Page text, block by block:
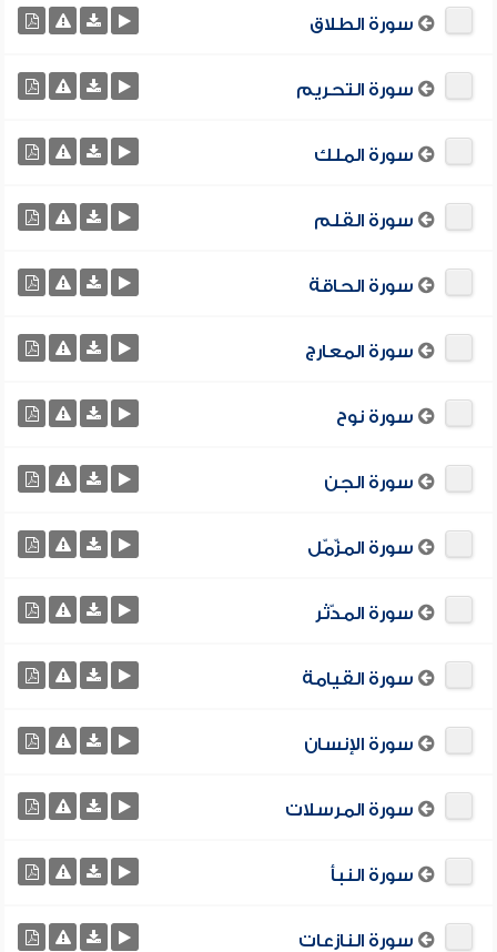
سورة الطلاق
سورة التحريم
سورة الملك
سورة القلم
سورة الحاقة
سورة المعارج
سورة نوح
سورة الجن
سورة المزّمّل
سورة المدّثر
سورة القيامة
سورة الإنسان
سورة المرسلات
سورة النبأ
سورة النازعات